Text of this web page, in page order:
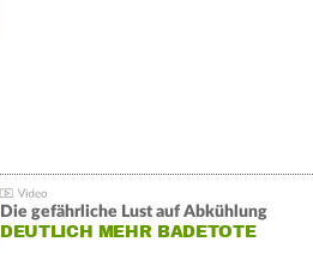
Die gefährliche Lust auf Abkühlung
DEUTLICH MEHR BADETOTE